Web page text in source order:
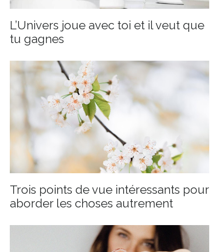
L’Univers joue avec toi et il veut que
tu gagnes
Trois points de vue intéressants pour
aborder les choses autrement